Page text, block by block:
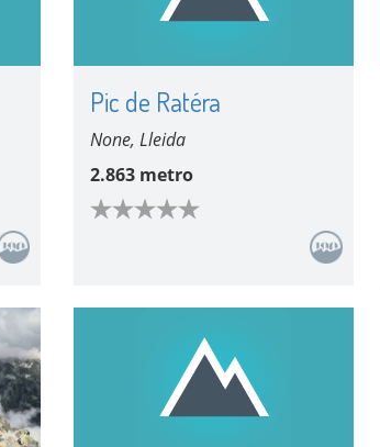
Pic de Ratéra
None, Lleida
2.863 metro